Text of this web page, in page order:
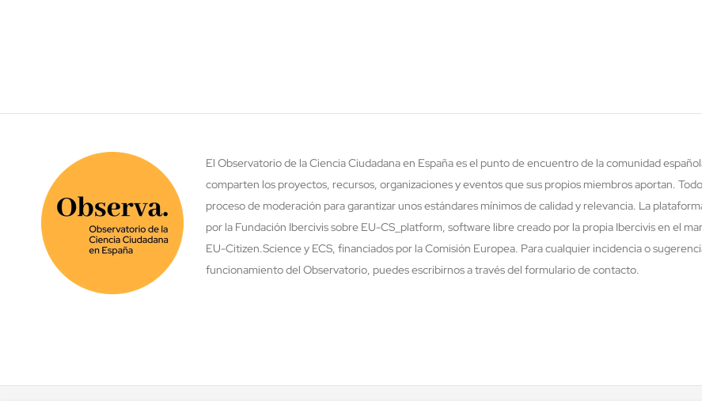
El Observatorio de la Ciencia Ciudadana en España es el punto de encuentro de la comunidad
comparten los proyectos, recursos, organizaciones y eventos que sus propios miembros aportan.
proceso de moderación para garantizar unos estándares mínimos de calidad y relevancia. La
por la Fundación Ibercivis sobre EU-CS_platform, software libre creado por la propia Ibercivis en el
EU-Citizen.Science y ECS, financiados por la Comisión Europea. Para cualquier incidencia o
funcionamiento del Observatorio, puedes escribirnos a través del formulario de contacto.